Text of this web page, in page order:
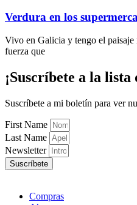
Verdura en los
Vivo en Galicia y tengo el paisaje
fuerza que
¡Suscríbete a la lista
Suscríbete a mi boletín para ver
First Name
Last Name
Newsletter
Suscríbete
Compras